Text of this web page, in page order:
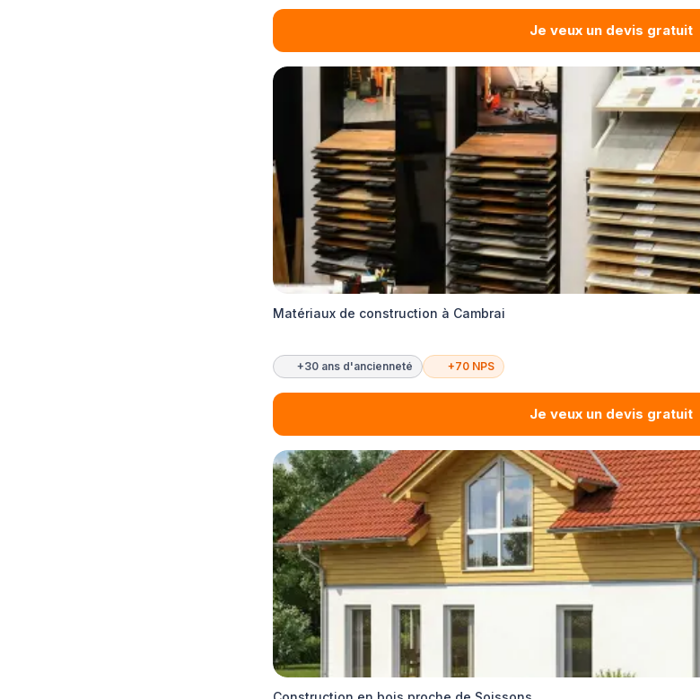
Je veux un devis gratuit
Matériaux de construction à Cambrai
+30 ans d'ancienneté +70 NPS
Je veux un devis gratuit